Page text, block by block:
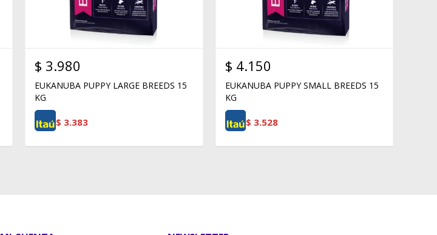
$ 3.980
EUKANUBA PUPPY LARGE BREEDS 15
KG
$ 3.383
$ 4.150
EUKANUBA PUPPY SMALL BREEDS 15
KG
$ 3.528